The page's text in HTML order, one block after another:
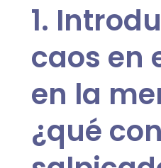
1.
caos en
en la
¿qué